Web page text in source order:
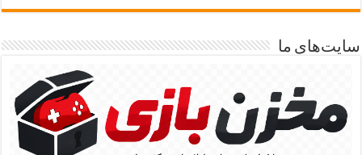
سایت‌های ما